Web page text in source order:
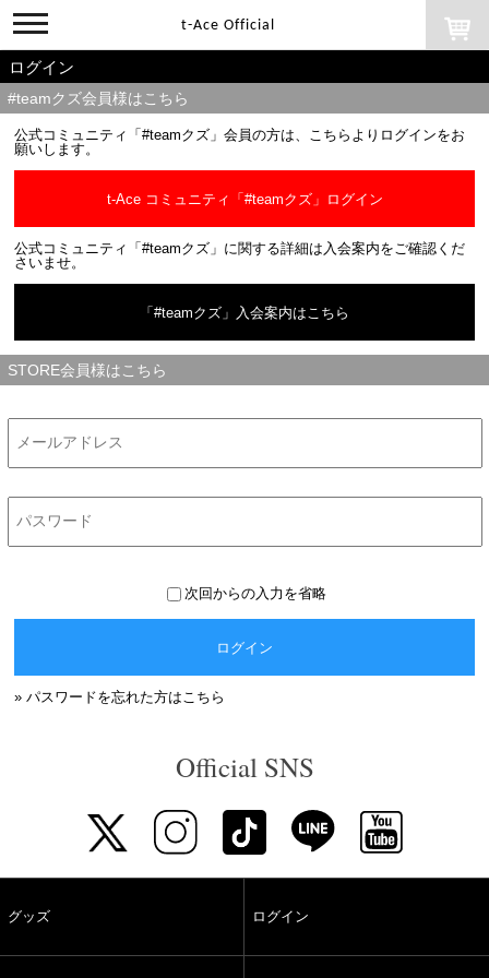
toggle
navigation
t-Ace Official
ログイン
#teamクズ会員様はこちら
公式コミュニティ「#teamクズ」会員の方は、こちらよりログインをお
願いします。
t-Ace コミュニティ「#teamクズ」ログイン
公式コミュニティ「#teamクズ」に関する詳細は入会案内をご確認くだ
さいませ。
「#teamクズ」入会案内はこちら
STORE会員様はこちら
次回からの入力を省略
ログイン
» パスワードを忘れた方はこちら
Official SNS
グッズ ログイン